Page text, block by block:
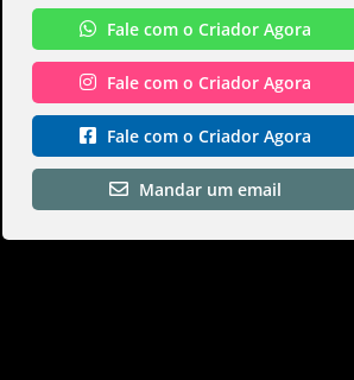
Fale com o Criador Agora
Fale com o Criador Agora
Fale com o Criador Agora
Mandar um email